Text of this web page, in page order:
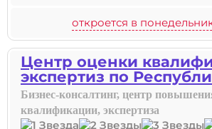
откроется в
Центр оценки
экспертиз по
Бизнес-консалтинг, центр
квалификации, экспертиза